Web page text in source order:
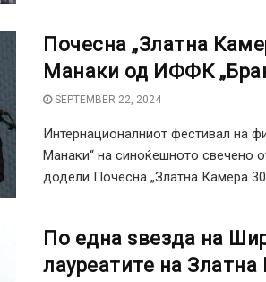
Почесна „Златна
Манаки од ИФФК
SEPTEMBER 22, 2024
Интернационалниот фестивал на
Манаки“ на синоќешното свечено
додели Почесна „Златна Камера
По една ѕвезда на
лауреатите на Златна